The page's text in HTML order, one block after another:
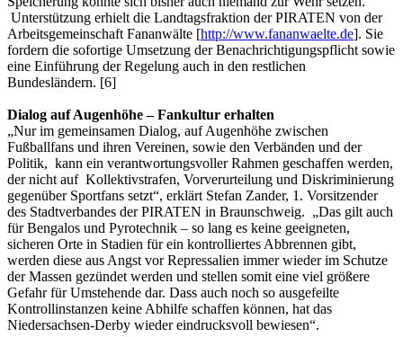
Unterstützung erhielt die Landtagsfraktion der PIRATEN von der
Arbeitsgemeinschaft Fananwälte [http://www.fananwaelte.de]. Sie
fordern die sofortige Umsetzung der Benachrichtigungspflicht sowie
eine Einführung der Regelung auch in den restlichen
Bundesländern. [6]
Dialog auf Augenhöhe – Fankultur erhalten
„Nur im gemeinsamen Dialog, auf Augenhöhe zwischen
Fußballfans und ihren Vereinen, sowie den Verbänden und der
Politik, kann ein verantwortungsvoller Rahmen geschaffen werden,
der nicht auf Kollektivstrafen, Vorverurteilung und Diskriminierung
gegenüber Sportfans setzt“, erklärt Stefan Zander, 1. Vorsitzender
des Stadtverbandes der PIRATEN in Braunschweig. „Das gilt auch
für Bengalos und Pyrotechnik – so lang es keine geeigneten,
sicheren Orte in Stadien für ein kontrolliertes Abbrennen gibt,
werden diese aus Angst vor Repressalien immer wieder im Schutze
der Massen gezündet werden und stellen somit eine viel größere
Gefahr für Umstehende dar. Dass auch noch so ausgefeilte
Kontrollinstanzen keine Abhilfe schaffen können, hat das
Niedersachsen-Derby wieder eindrucksvoll bewiesen“.